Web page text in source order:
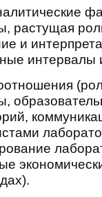
растущая
и